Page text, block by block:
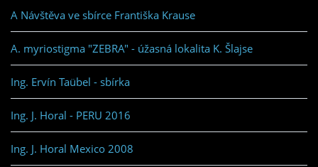
A Návštěva ve sbírce Františka Krause
A. myriostigma "ZEBRA" - úžasná lokalita K. Šlajse
Ing. Ervín Taübel - sbírka
Ing. J. Horal - PERU 2016
Ing. J. Horal Mexico 2008